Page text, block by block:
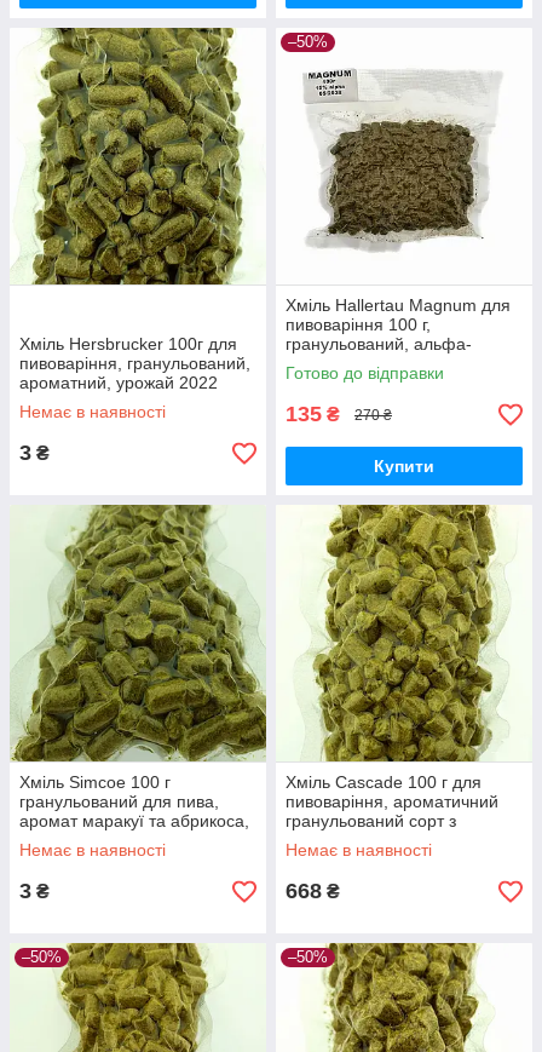
Хміль Hersbrucker 100г для
пивоваріння, гранульований,
ароматний, урожай 2022
року, Німеччина
Немає в наявності
3 ₴
–50%
Хміль Hallertau Magnum для
пивоваріння 100 г,
гранульований, альфа-
кислота 12-14% для гіркоти
лагеря і стаута
Готово до відправки
135 ₴ 270 ₴
Купити
Хміль Simcoe 100 г
гранульований для пива,
аромат маракуї та абрикоса,
альфа-кислота 13.3%
Немає в наявності
3 ₴
Хміль Cascade 100 г для
пивоваріння, ароматичний
гранульований сорт з
квітково-пряним ароматом,
урожай 2022 року
Немає в наявності
668 ₴
–50% –50%